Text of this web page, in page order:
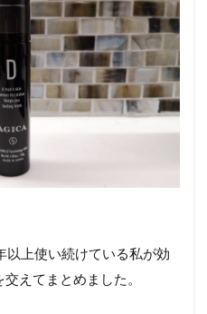
以上使い続けている私が効
えてまとめました。